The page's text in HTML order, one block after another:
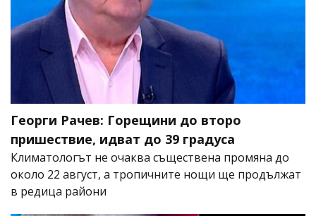
Георги Рачев: Горещини до второ
пришествие, идват до 39 градуса
Климатологът не очаква съществена промяна до
около 22 август, а тропичните нощи ще продължат
в редица райони